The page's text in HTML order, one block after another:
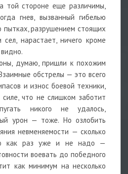
той стороне еще различимы,
гнев, вызванный гибелью
пытках, разрушением стоящих
нарастает, ничего кроме
думаю, пришли к похожим
обстрелы — это всего
и износ боевой техники,
что не слишком заботит
никого не удалось,
урон — тоже. Но озлобить
невменяемости — сколько
как раз уже и не надо —
воевать до победного
как минимум на несколько